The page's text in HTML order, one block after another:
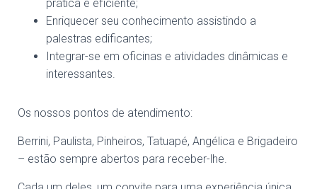
prática e eficiente;
Enriquecer seu conhecimento assistindo a
palestras edificantes;
Integrar-se em oficinas e atividades dinâmicas e
interessantes.
Os nossos pontos de atendimento:
Berrini, Paulista, Pinheiros, Tatuapé, Angélica e Brigadeiro
– estão sempre abertos para receber-lhe.